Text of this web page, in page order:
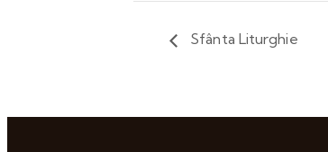
Sfânta Liturghie